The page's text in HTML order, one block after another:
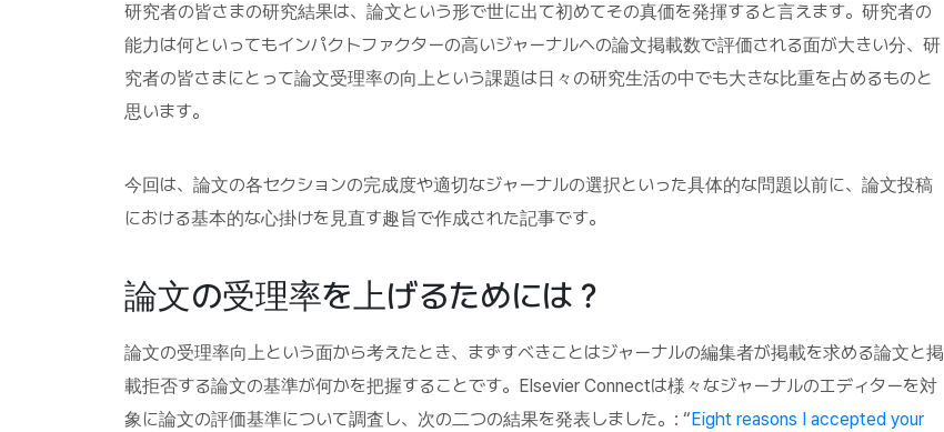
研究者の皆さまの研究結果は、論文という形で世に出て初めてその真価を発揮すると言えます。研究者の
能力は何といってもインパクトファクターの高いジャーナルへの論文掲載数で評価される面が大きい分、研
究者の皆さまにとって論文受理率の向上という課題は日々の研究生活の中でも大きな比重を占めるものと
思います。
今回は、論文の各セクションの完成度や適切なジャーナルの選択といった具体的な問題以前に、論文投稿
における基本的な心掛けを見直す趣旨で作成された記事です。
論文の受理率を上げるためには？
論文の受理率向上という面から考えたとき、まずすべきことはジャーナルの編集者が掲載を求める論文と掲
載拒否する論文の基準が何かを把握することです。Elsevier Connectは様々なジャーナルのエディターを対
象に論文の評価基準について調査し、次の二つの結果を発表しました。: “Eight reasons I accepted your